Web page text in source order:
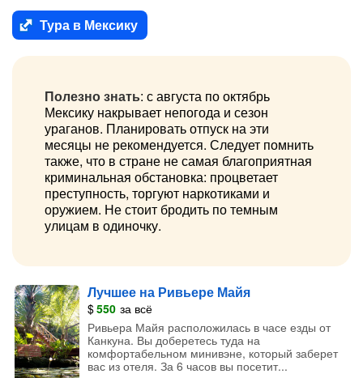
Тура в Мексику
Полезно знать: с августа по октябрь
Мексику накрывает непогода и сезон
ураганов. Планировать отпуск на эти
месяцы не рекомендуется. Следует помнить
также, что в стране не самая благоприятная
криминальная обстановка: процветает
преступность, торгуют наркотиками и
оружием. Не стоит бродить по темным
улицам в одиночку.
Лучшее на Ривьере Майя
$550 за всё
Ривьера Майя расположилась в часе езды от
Канкуна. Вы доберетесь туда на
комфортабельном минивэне, который заберет
вас из отеля. За 6 часов вы посетит...